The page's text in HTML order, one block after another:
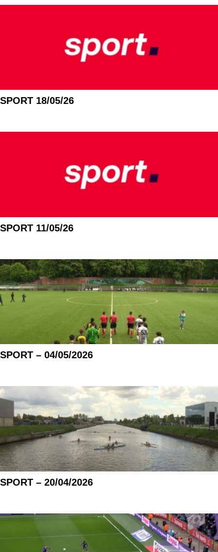
SPORT 18/05/26
SPORT 11/05/26
SPORT – 04/05/2026
SPORT – 20/04/2026